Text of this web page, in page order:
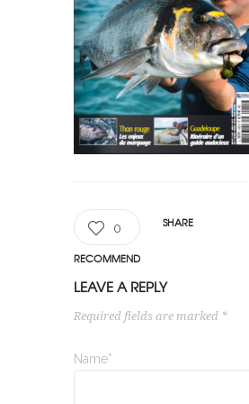
0
RECOMMEND
SHARE
LEAVE A REPLY
Required fields are marked *
Name*